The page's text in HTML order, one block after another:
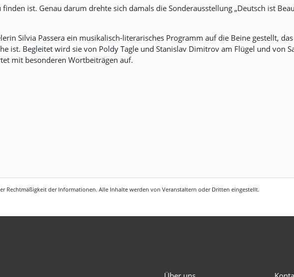
ist. Genau darum drehte sich damals die Sonderausstellung „Deutsch ist
Silvia Passera ein musikalisch-literarisches Programm auf die Beine gestellt,
ist. Begleitet wird sie von Poldy Tagle und Stanislav Dimitrov am Flügel und von
mit besonderen Wortbeiträgen auf.
Rechtmäßigkeit der Informationen. Alle Inhalte werden von Veranstaltern oder Dritten eingestellt.